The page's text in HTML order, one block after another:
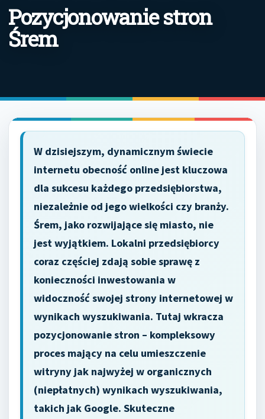
Pozycjonowanie stron
Śrem
W dzisiejszym, dynamicznym świecie
internetu obecność online jest kluczowa
dla sukcesu każdego przedsiębiorstwa,
niezależnie od jego wielkości czy branży.
Śrem, jako rozwijające się miasto, nie
jest wyjątkiem. Lokalni przedsiębiorcy
coraz częściej zdają sobie sprawę z
konieczności inwestowania w
widoczność swojej strony internetowej w
wynikach wyszukiwania. Tutaj wkracza
pozycjonowanie stron – kompleksowy
proces mający na celu umieszczenie
witryny jak najwyżej w organicznych
(niepłatnych) wynikach wyszukiwania,
takich jak Google. Skuteczne